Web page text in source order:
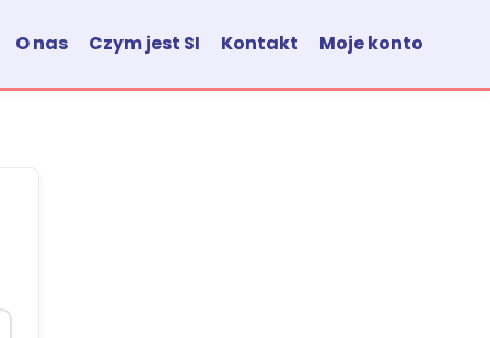
O nas Czym jest SI Kontakt Moje konto